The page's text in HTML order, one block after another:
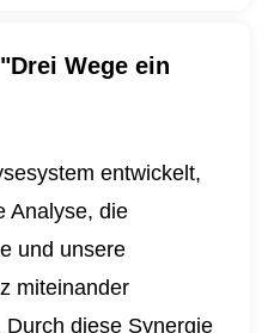
Wege ein
entwickelt,
Analyse, die
und unsere
miteinander
diese Synergie